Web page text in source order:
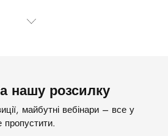
нашу розсилку
майбутні вебінари – все у